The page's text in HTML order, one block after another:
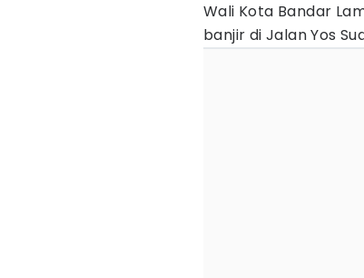
Wali Kota Bandar
banjir di Jalan Yos